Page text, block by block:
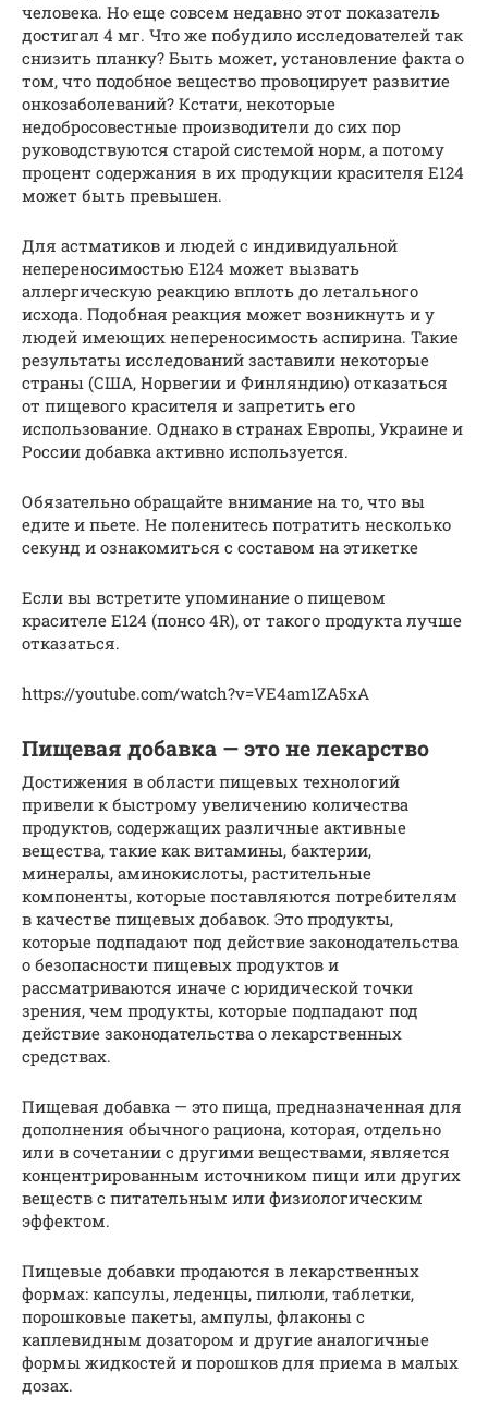
человека. Но еще совсем недавно этот показатель
достигал 4 мг. Что же побудило исследователей так
снизить планку? Быть может, установление факта о
том, что подобное вещество провоцирует развитие
онкозаболеваний? Кстати, некоторые
недобросовестные производители до сих пор
руководствуются старой системой норм, а потому
процент содержания в их продукции красителя Е124
может быть превышен.
Для астматиков и людей с индивидуальной
непереносимостью Е124 может вызвать
аллергическую реакцию вплоть до летального
исхода. Подобная реакция может возникнуть и у
людей имеющих непереносимость аспирина. Такие
результаты исследований заставили некоторые
страны (США, Норвегии и Финляндию) отказаться
от пищевого красителя и запретить его
использование. Однако в странах Европы, Украине и
России добавка активно используется.
Обязательно обращайте внимание на то, что вы
едите и пьете. Не поленитесь потратить несколько
секунд и ознакомиться с составом на этикетке
Если вы встретите упоминание о пищевом
красителе Е124 (понсо 4R), от такого продукта лучше
отказаться.
https://youtube.com/watch?v=VE4am1ZA5xA
Пищевая добавка — это не лекарство
Достижения в области пищевых технологий
привели к быстрому увеличению количества
продуктов, содержащих различные активные
вещества, такие как витамины, бактерии,
минералы, аминокислоты, растительные
компоненты, которые поставляются потребителям
в качестве пищевых добавок. Это продукты,
которые подпадают под действие законодательства
о безопасности пищевых продуктов и
рассматриваются иначе с юридической точки
зрения, чем продукты, которые подпадают под
действие законодательства о лекарственных
средствах.
Пищевая добавка — это пища, предназначенная для
дополнения обычного рациона, которая, отдельно
или в сочетании с другими веществами, является
концентрированным источником пищи или других
веществ с питательным или физиологическим
эффектом.
Пищевые добавки продаются в лекарственных
формах: капсулы, леденцы, пилюли, таблетки,
порошковые пакеты, ампулы, флаконы с
каплевидным дозатором и другие аналогичные
формы жидкостей и порошков для приема в малых
дозах.